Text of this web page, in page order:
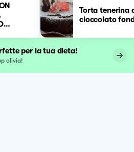
Torta tenerina
cioccolato
per la tua dieta!
olivia!